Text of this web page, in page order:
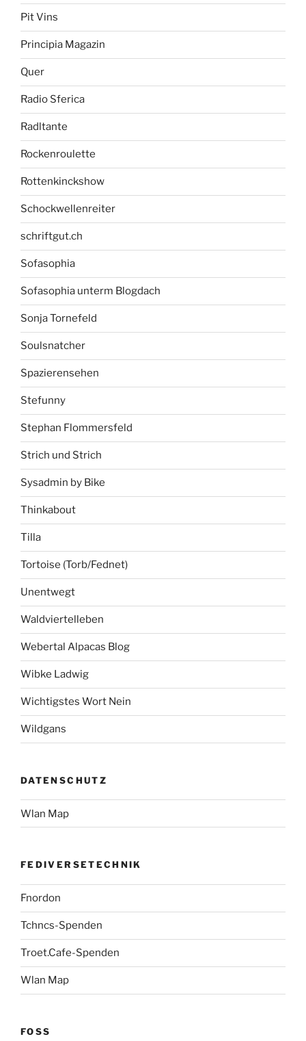
Pit Vins
Principia Magazin
Quer
Radio Sferica
Radltante
Rockenroulette
Rottenkinckshow
Schockwellenreiter
schriftgut.ch
Sofasophia
Sofasophia unterm Blogdach
Sonja Tornefeld
Soulsnatcher
Spazierensehen
Stefunny
Stephan Flommersfeld
Strich und Strich
Sysadmin by Bike
Thinkabout
Tilla
Tortoise (Torb/Fednet)
Unentwegt
Waldviertelleben
Webertal Alpacas Blog
Wibke Ladwig
Wichtigstes Wort Nein
Wildgans
DATENSCHUTZ
Wlan Map
FEDIVERSETECHNIK
Fnordon
Tchncs-Spenden
Troet.Cafe-Spenden
Wlan Map
FOSS